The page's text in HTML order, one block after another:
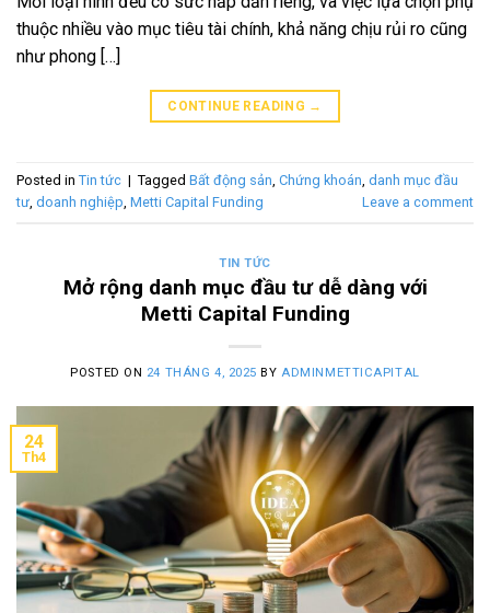
thuộc nhiều vào mục tiêu tài chính, khả năng chịu rủi ro cũng
như phong […]
CONTINUE READING →
Posted in Tin tức | Tagged Bất động sản, Chứng khoán, danh mục đầu
tư, doanh nghiệp, Metti Capital Funding Leave a comment
TIN TỨC
Mở rộng danh mục đầu tư dễ dàng với
Metti Capital Funding
POSTED ON 24 THÁNG 4, 2025 BYADMINMETTICAPITAL
24
Th4